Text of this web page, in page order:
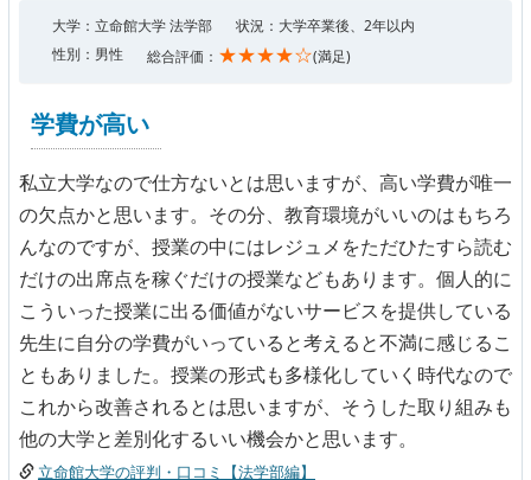
大学：立命館大学 法学部
状況：大学卒業後、2年以内
性別：男性
総合評価： ★★★★☆(満足)
学費が高い
私立大学なので仕方ないとは思いますが、高い学費が唯一
の欠点かと思います。その分、教育環境がいいのはもちろ
んなのですが、授業の中にはレジュメをただひたすら読む
だけの出席点を稼ぐだけの授業などもあります。個人的に
こういった授業に出る価値がないサービスを提供している
先生に自分の学費がいっていると考えると不満に感じるこ
ともありました。授業の形式も多様化していく時代なので
これから改善されるとは思いますが、そうした取り組みも
他の大学と差別化するいい機会かと思います。
立命館大学の評判・口コミ【法学部編】